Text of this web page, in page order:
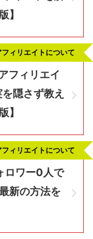
】
フィリエイ
隠さず教え
】
ィリエイトについて
ロワー0人で
新の方法を
ィリエイトについて